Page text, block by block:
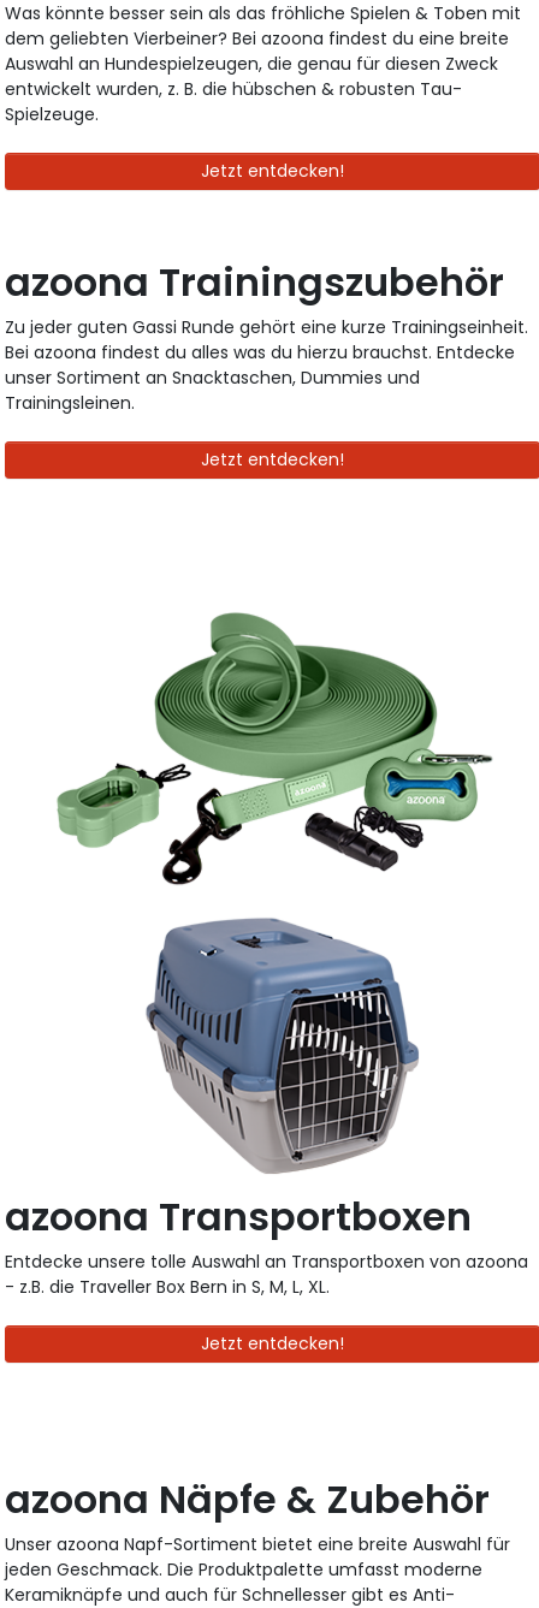
Was könnte besser sein als das fröhliche Spielen & Toben mit
dem geliebten Vierbeiner? Bei azoona findest du eine breite
Auswahl an Hundespielzeugen, die genau für diesen Zweck
entwickelt wurden, z. B. die hübschen & robusten Tau-
Spielzeuge.
Jetzt entdecken!
azoona Trainingszubehör
Zu jeder guten Gassi Runde gehört eine kurze Trainingseinheit.
Bei azoona findest du alles was du hierzu brauchst. Entdecke
unser Sortiment an Snacktaschen, Dummies und
Trainingsleinen.
Jetzt entdecken!
azoona Transportboxen
Entdecke unsere tolle Auswahl an Transportboxen von azoona
- z.B. die Traveller Box Bern in S, M, L, XL.
Jetzt entdecken!
azoona Näpfe & Zubehör
Unser azoona Napf-Sortiment bietet eine breite Auswahl für
jeden Geschmack. Die Produktpalette umfasst moderne
Keramiknäpfe und auch für Schnellesser gibt es Anti-